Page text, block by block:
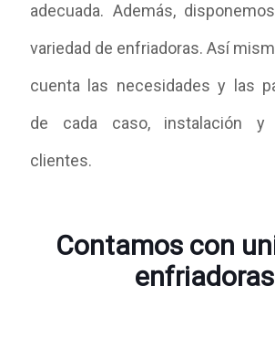
adecuada. Además,
variedad de enfriadoras. Así
cuenta las necesidades y las
de cada caso, instalación y
clientes.
Contamos con
enfriadoras